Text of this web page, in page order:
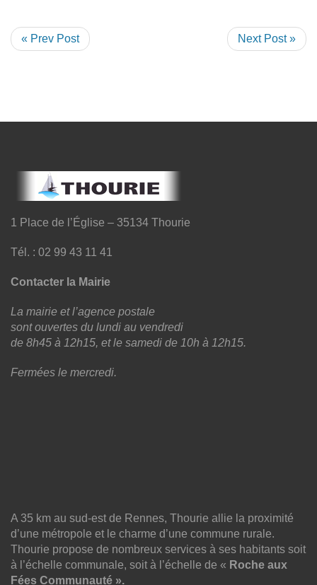
« Prev Post Next Post »
1 Place de l’Église – 35134 Thourie
Tél. : 02 99 43 11 41
Contacter la Mairie
La mairie et l’agence postale
sont ouvertes du lundi au vendredi
de 8h45 à 12h15, et le samedi de 10h à 12h15.
Fermées le mercredi.
A 35 km au sud-est de Rennes, Thourie allie la proximité
d’une métropole et le charme d’une commune rurale.
Thourie propose de nombreux services à ses habitants soit
à l’échelle communale, soit à l’échelle de « Roche aux
Fées Communauté ».